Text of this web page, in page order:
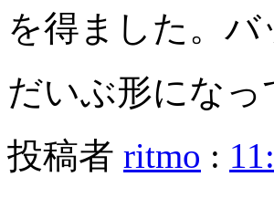
を得ました。バ
だいぶ形にな
投稿者 ritmo :